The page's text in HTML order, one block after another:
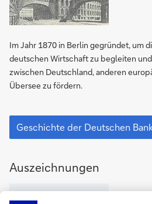
Im Jahr 1870 in Berlin gegründet, um
deutschen Wirtschaft zu begleiten
zwischen Deutschland, anderen
Übersee zu fördern.
Geschichte
der
Deutschen
Geschichte der Deutschen
Auszeichnungen
für
die
Auszeichnungen